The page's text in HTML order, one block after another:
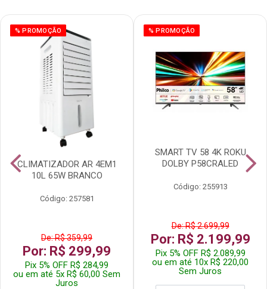
% PROMOÇÃO
CLIMATIZADOR AR 4EM1
10L 65W BRANCO
Código: 257581
De: R$ 359,99
Por: R$ 299,99
Pix 5% OFF R$ 284,99
ou em até 5x R$ 60,00 Sem
Juros
% PROMOÇÃO
SMART TV 58 4K ROKU
DOLBY P58CRALED
Código: 255913
De: R$ 2.699,99
Por: R$ 2.199,99
Pix 5% OFF R$ 2.089,99
ou em até 10x R$ 220,00
Sem Juros